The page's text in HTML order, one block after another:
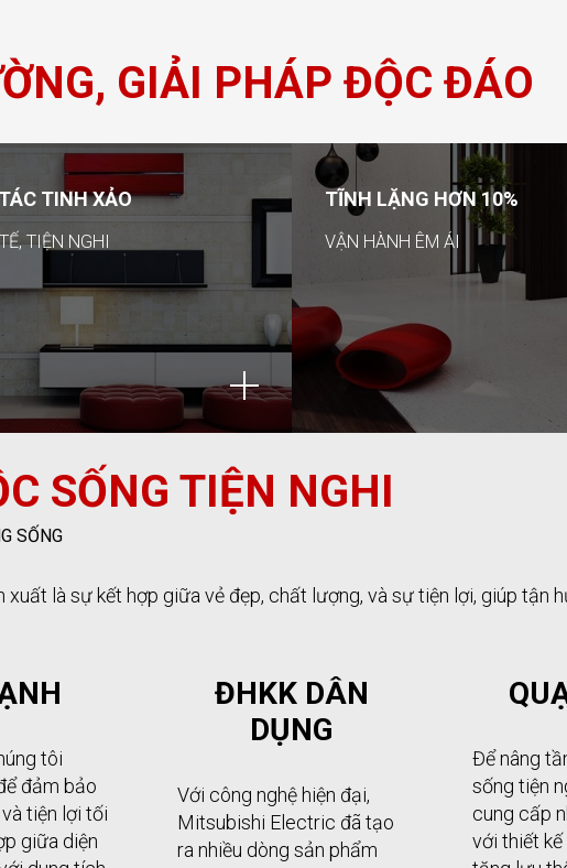
GIẢI PHÁP ĐỘC ĐÁO
TINH XẢO
TIỆN NGHI
TĨNH LẶNG HƠN 10%
VẬN HÀNH ÊM ÁI
SỐNG TIỆN NGHI
SỐNG
là sự kết hợp giữa vẻ đẹp, chất lượng, và sự tiện lợi, giúp tận
tôi
đảm bảo
tiện lợi tối
giữa diện
ĐHKK DÂN
DỤNG
Với công nghệ hiện đại,
Mitsubishi Electric đã tạo
ra nhiều dòng sản phẩm
Để nâng
sống tiện
cung cấp
với thiết